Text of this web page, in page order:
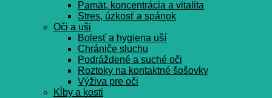
Pamät, koncentrácia a vitalita
Stres, úzkosť a spánok
Oči a uši
Bolesť a hygiena uší
Chrániče sluchu
Podráždené a suché oči
Roztoky na kontaktné šošovky
Výživa pre oči
Kĺby a kosti